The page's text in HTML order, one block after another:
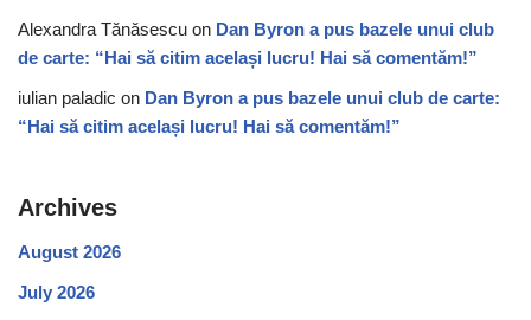
Alexandra Tănăsescu on Dan Byron a pus bazele unui club
de carte: “Hai să citim același lucru! Hai să comentăm!”
iulian paladic on Dan Byron a pus bazele unui club de carte:
“Hai să citim același lucru! Hai să comentăm!”
Archives
August 2026
July 2026